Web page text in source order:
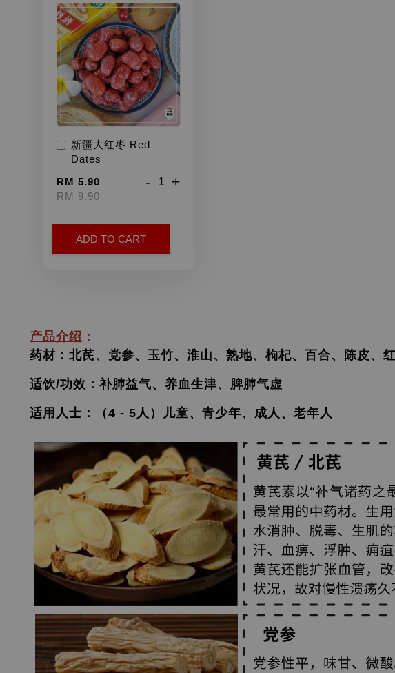
新疆大红枣 Red
Dates
RM 5.90
RM 9.90
- +
ADD TO CART
产品介绍 ：
药材：北芪、党参、玉竹、淮山、熟地、枸杞、百合、陈皮、
适饮/功效：补肺益气、养血生津、脾肺气虚
适用人士：（4 - 5人）儿童、青少年、成人、老年人